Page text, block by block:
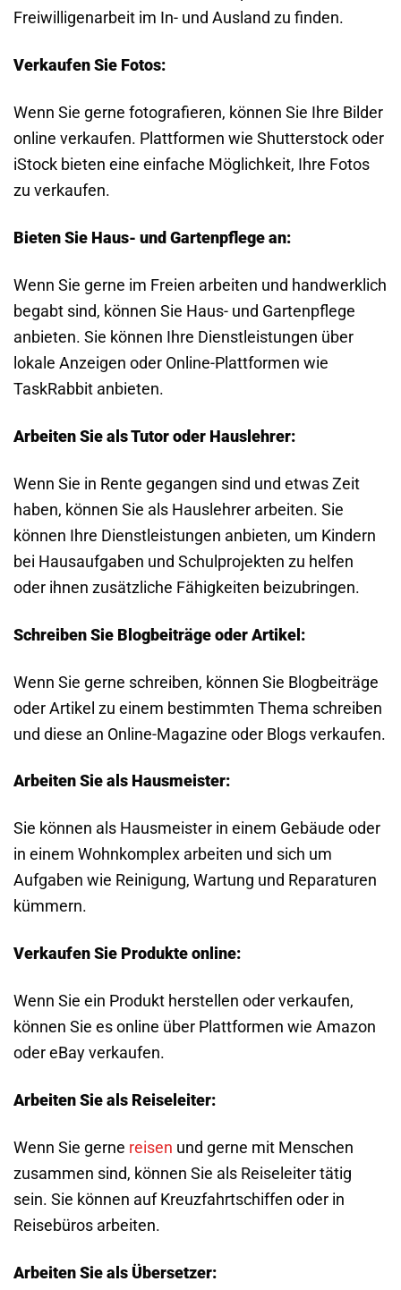
Freiwilligenarbeit im In- und Ausland zu finden.
Verkaufen Sie Fotos:
Wenn Sie gerne fotografieren, können Sie Ihre Bilder
online verkaufen. Plattformen wie Shutterstock oder
iStock bieten eine einfache Möglichkeit, Ihre Fotos
zu verkaufen.
Bieten Sie Haus- und Gartenpflege an:
Wenn Sie gerne im Freien arbeiten und handwerklich
begabt sind, können Sie Haus- und Gartenpflege
anbieten. Sie können Ihre Dienstleistungen über
lokale Anzeigen oder Online-Plattformen wie
TaskRabbit anbieten.
Arbeiten Sie als Tutor oder Hauslehrer:
Wenn Sie in Rente gegangen sind und etwas Zeit
haben, können Sie als Hauslehrer arbeiten. Sie
können Ihre Dienstleistungen anbieten, um Kindern
bei Hausaufgaben und Schulprojekten zu helfen
oder ihnen zusätzliche Fähigkeiten beizubringen.
Schreiben Sie Blogbeiträge oder Artikel:
Wenn Sie gerne schreiben, können Sie Blogbeiträge
oder Artikel zu einem bestimmten Thema schreiben
und diese an Online-Magazine oder Blogs verkaufen.
Arbeiten Sie als Hausmeister:
Sie können als Hausmeister in einem Gebäude oder
in einem Wohnkomplex arbeiten und sich um
Aufgaben wie Reinigung, Wartung und Reparaturen
kümmern.
Verkaufen Sie Produkte online:
Wenn Sie ein Produkt herstellen oder verkaufen,
können Sie es online über Plattformen wie Amazon
oder eBay verkaufen.
Arbeiten Sie als Reiseleiter:
Wenn Sie gerne reisen und gerne mit Menschen
zusammen sind, können Sie als Reiseleiter tätig
sein. Sie können auf Kreuzfahrtschiffen oder in
Reisebüros arbeiten.
Arbeiten Sie als Übersetzer: